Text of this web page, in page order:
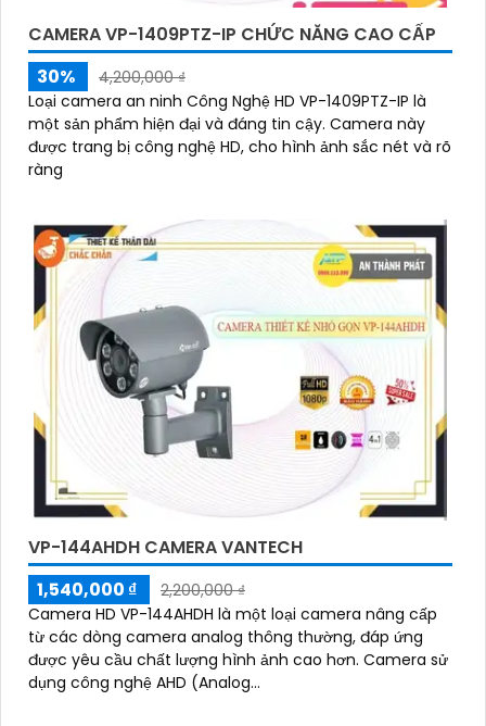
CAMERA VP-1409PTZ-IP CHỨC NĂNG CAO CẤP
30%
4,200,000 ₫
Loại camera an ninh Công Nghệ HD VP-1409PTZ-IP là
một sản phẩm hiện đại và đáng tin cậy. Camera này
được trang bị công nghệ HD, cho hình ảnh sắc nét và rõ
ràng
VP-144AHDH CAMERA VANTECH
1,540,000 ₫
2,200,000 ₫
Camera HD VP-144AHDH là một loại camera nâng cấp
từ các dòng camera analog thông thường, đáp ứng
được yêu cầu chất lượng hình ảnh cao hơn. Camera sử
dụng công nghệ AHD (Analog...